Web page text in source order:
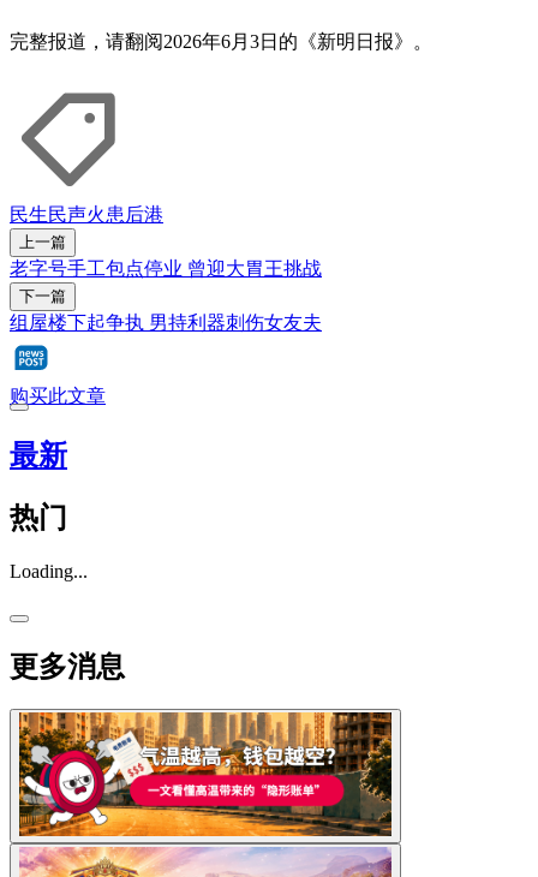
完整报道，请翻阅2026年6月3日的《新明日报》。
民生民声火患 后港
上一篇
老字号手工包点停业 曾迎大胃王挑战
下一篇
组屋楼下起争执 男持利器刺伤女友夫
购买此文章
最新
热门
Loading...
更多消息